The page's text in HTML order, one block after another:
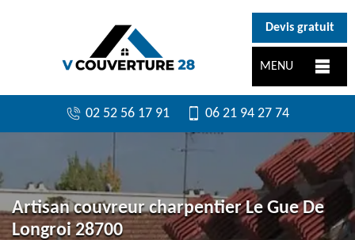
Devis gratuit
MENU
02 52 56 17 91 06 21 94 27 74
Artisan couvreur charpentier Le Gue De
Longroi 28700